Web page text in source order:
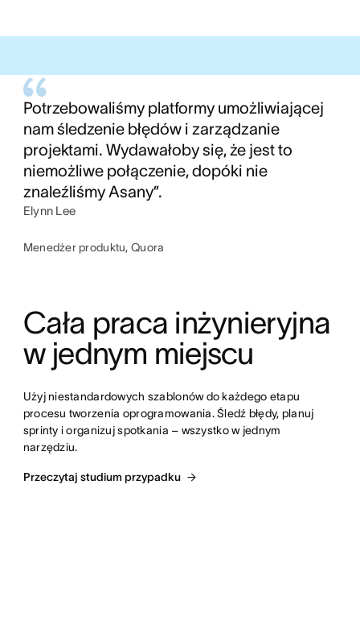
Potrzebowaliśmy platformy umożliwiającej
nam śledzenie błędów i zarządzanie
projektami. Wydawałoby się, że jest to
niemożliwe połączenie, dopóki nie
znaleźliśmy Asany”.
Elynn Lee
Menedżer produktu, Quora
Cała praca inżynieryjna
w jednym miejscu
Użyj niestandardowych szablonów do każdego etapu
procesu tworzenia oprogramowania. Śledź błędy, planuj
sprinty i organizuj spotkania – wszystko w jednym
narzędziu.
Przeczytaj studium przypadku